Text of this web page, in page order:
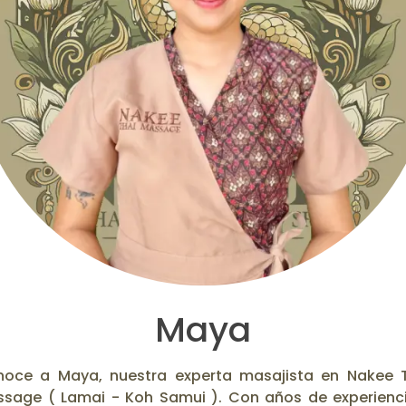
Maya
a Maya, nuestra experta masajista en Nakee
( Lamai - Koh Samui ). Con años de